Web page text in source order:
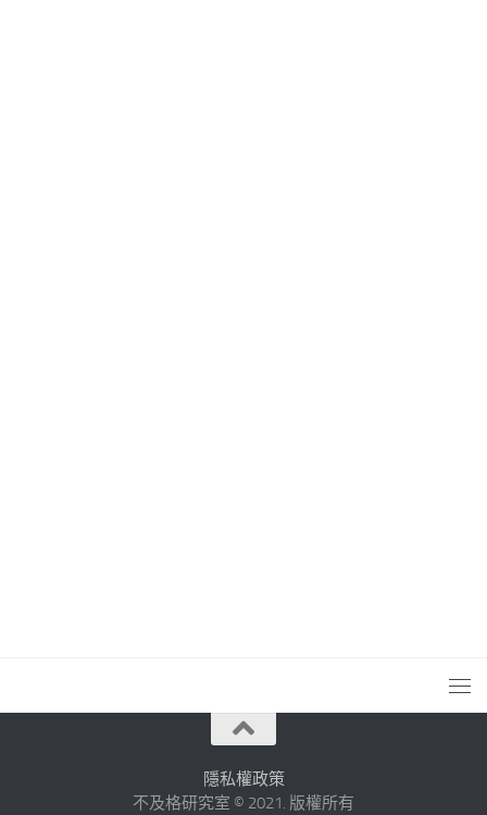
隱私權政策
不及格研究室 © 2021. 版權所有